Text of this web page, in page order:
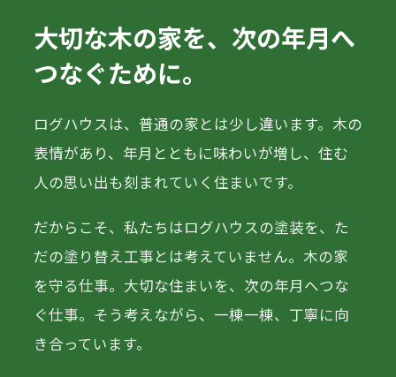
大切な木の家を、次の年月へ
つなぐために。
ログハウスは、普通の家とは少し違います。木の
表情があり、年月とともに味わいが増し、住む
人の思い出も刻まれていく住まいです。
だからこそ、私たちはログハウスの塗装を、た
だの塗り替え工事とは考えていません。木の家
を守る仕事。大切な住まいを、次の年月へつな
ぐ仕事。そう考えながら、一棟一棟、丁寧に向
き合っています。